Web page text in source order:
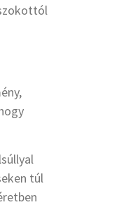
túl